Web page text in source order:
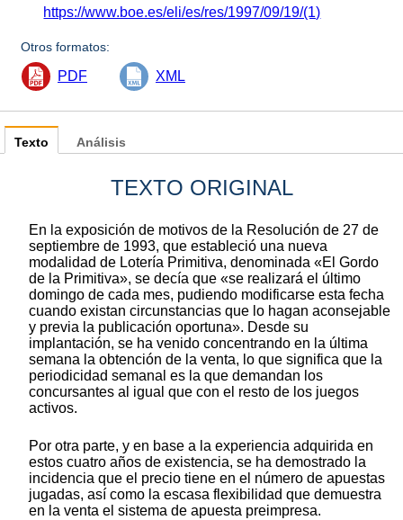
https://www.boe.es/eli/es/res/1997/09/19/(1)
Otros formatos:
PDF XML
Texto
TEXTO ORIGINAL
En la exposición de motivos de la Resolución de 27 de
septiembre de 1993, que estableció una nueva
modalidad de Lotería Primitiva, denominada «El Gordo
de la Primitiva», se decía que «se realizará el último
domingo de cada mes, pudiendo modificarse esta fecha
cuando existan circunstancias que lo hagan aconsejable
y previa la publicación oportuna». Desde su
implantación, se ha venido concentrando en la última
semana la obtención de la venta, lo que significa que la
periodicidad semanal es la que demandan los
concursantes al igual que con el resto de los juegos
activos.
Por otra parte, y en base a la experiencia adquirida en
estos cuatro años de existencia, se ha demostrado la
incidencia que el precio tiene en el número de apuestas
jugadas, así como la escasa flexibilidad que demuestra
en la venta el sistema de apuesta preimpresa.
Análisis